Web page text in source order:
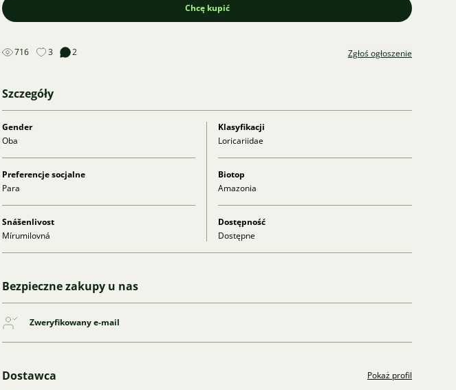
Chcę kupić
716 3 2 Zgłoś ogłoszenie
Szczegóły
Gender
Oba
Klasyfikacji
Loricariidae
Preferencje socjalne
Para
Biotop
Amazonia
Snášenlivost
Mírumilovná
Dostępność
Dostępne
Bezpieczne zakupy u nas
Zweryfikowany e-mail
Dostawca Pokaż profil